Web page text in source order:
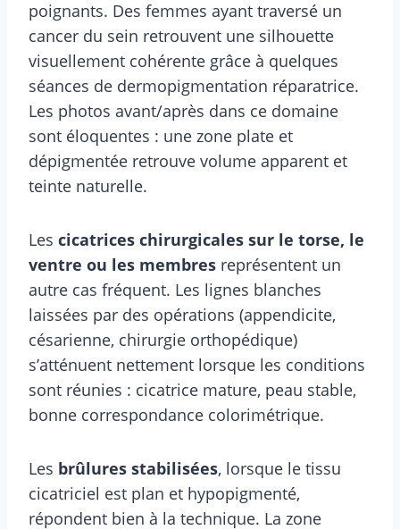
poignants. Des femmes ayant traversé un
cancer du sein retrouvent une silhouette
visuellement cohérente grâce à quelques
séances de dermopigmentation réparatrice.
Les photos avant/après dans ce domaine
sont éloquentes : une zone plate et
dépigmentée retrouve volume apparent et
teinte naturelle.
Les cicatrices chirurgicales sur le torse, le
ventre ou les membres représentent un
autre cas fréquent. Les lignes blanches
laissées par des opérations (appendicite,
césarienne, chirurgie orthopédique)
s’atténuent nettement lorsque les conditions
sont réunies : cicatrice mature, peau stable,
bonne correspondance colorimétrique.
Les brûlures stabilisées, lorsque le tissu
cicatriciel est plan et hypopigmenté,
répondent bien à la technique. La zone